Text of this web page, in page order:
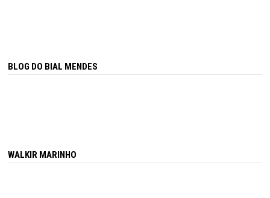
BLOG DO BIAL MENDES
WALKIR MARINHO